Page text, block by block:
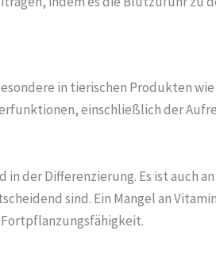
in tierischen Produkten
einschließlich der
der Differenzierung. Es ist auch
sind. Ein Mangel an